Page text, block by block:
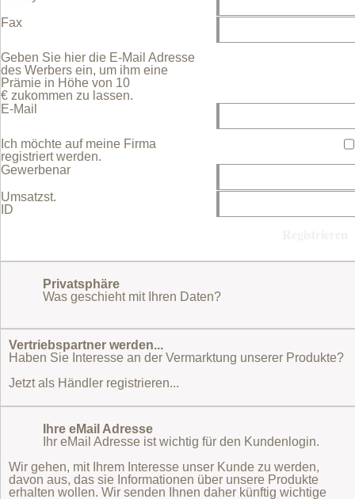
Fax
Geben Sie hier die E-Mail Adresse
des Werbers ein, um ihm eine
Prämie in Höhe von 10
€ zukommen zu lassen.
E-Mail
Ich möchte auf meine Firma
registriert werden.
Gewerbename
Umsatzst.
ID
Privatsphäre
Was geschieht mit Ihren Daten?
Vertriebspartner werden...
Haben Sie Interesse an der Vermarktung unserer Produkte?
Jetzt als Händler registrieren...
Ihre eMail Adresse
Ihr eMail Adresse ist wichtig für den Kundenlogin.
Wir gehen, mit Ihrem Interesse unser Kunde zu werden,
davon aus, das sie Informationen über unsere Produkte
erhalten wollen. Wir senden Ihnen daher künftig wichtige